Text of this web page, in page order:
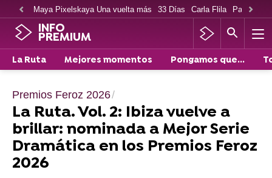
Maya Pixelskaya Una vuelta más 33 Días Carla Flila Paco
INFO
PREMIUM
La Ruta Mejores momentos Pongamos que...
Premios Feroz 2026
La Ruta. Vol. 2: Ibiza vuelve a
brillar: nominada a Mejor Serie
Dramática en los Premios Feroz
2026